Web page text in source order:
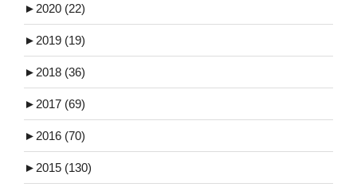
► 2020 (22)
► 2019 (19)
► 2018 (36)
► 2017 (69)
► 2016 (70)
► 2015 (130)